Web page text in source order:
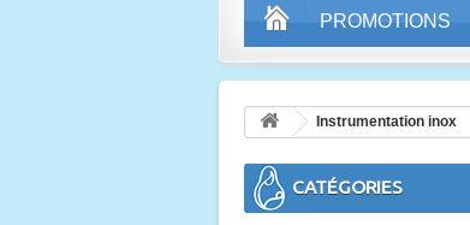
PROMOTIONS
Instrumentation inox
CATÉGORIES